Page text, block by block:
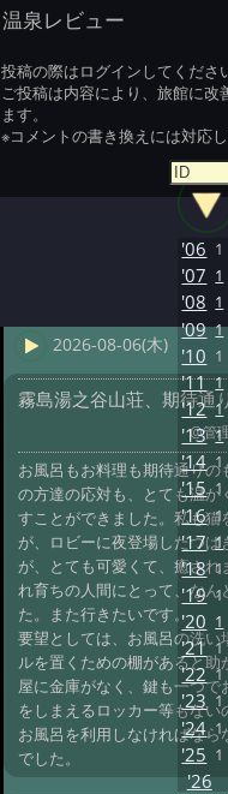
温泉レビュー
投稿の際はログインしてくださ
ご投稿は内容により、旅館に改
ます。
※コメントの書き換えには対応し
2026-08-06(木)
霧島湯之谷山荘、期待通
@管
お風呂もお料理も期待通りの
の方達の応対も、とても温か
すことができました。私も猫
が、ロビーに夜登場したつば
が、とても可愛くて、癒され
れ育ちの人間にとって、なん
た。また行きたいです。
要望としては、お風呂の洗い
ルを置くための棚があると助
屋に金庫がなく、鍵も一つで
をしまえるロッカー等もない
お風呂を利用しなければなら
でした。
'06 1
'07 1
'08 1
'09 1
'10 1
'11 1
'12 1
'13 1
'14 1
'15 1
'16 1
'17 1
'18 1
'19 1
'20 1
'21 1
'22 1
'23 1
'24 1
'25 1
'26